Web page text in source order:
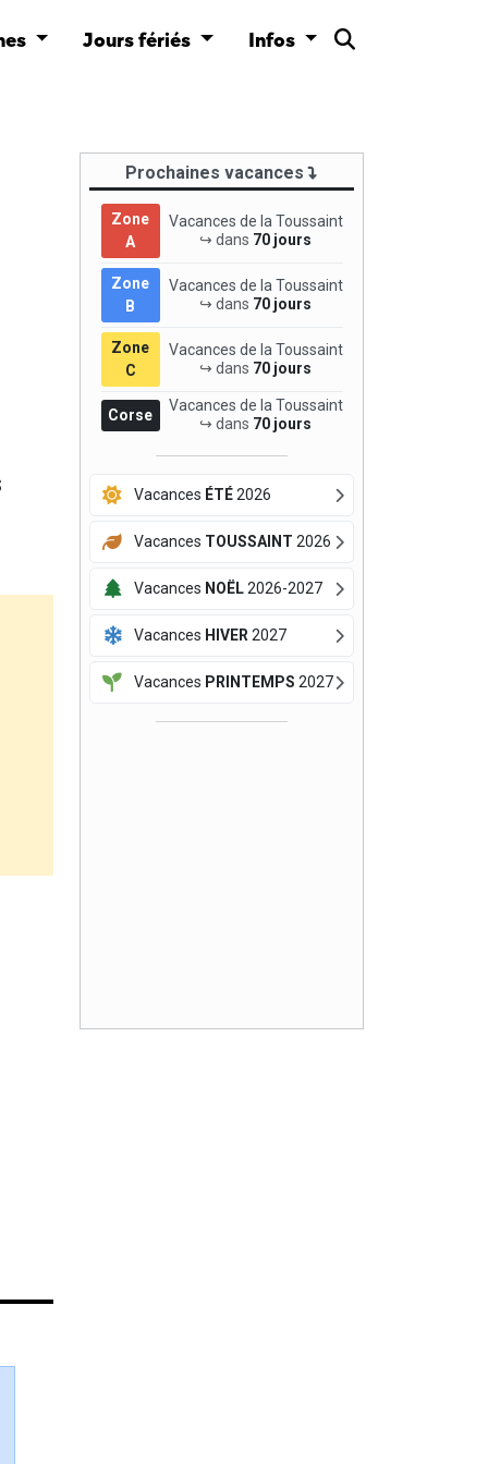
Jours fériés Infos
Prochaines vacances
Zone
A
Vacances de la Toussaint
↪ dans 70 jours
Zone
B
Vacances de la Toussaint
↪ dans 70 jours
Zone
C
Vacances de la Toussaint
↪ dans 70 jours
Corse
Vacances de la Toussaint
↪ dans 70 jours
Vacances ÉTÉ2026
Vacances TOUSSAINT 2026
Vacances NOËL2026-2027
Vacances HIVER 2027
Vacances PRINTEMPS 2027